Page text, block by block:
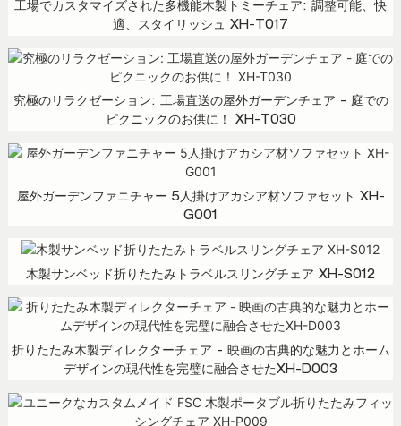
工場でカスタマイズされた多機能木製トミーチェア: 調整可能、快
適、スタイリッシュ XH-T017
究極のリラクゼーション: 工場直送の屋外ガーデンチェア - 庭での
ピクニックのお供に！ XH-T030
屋外ガーデンファニチャー 5人掛けアカシア材ソファセット XH-
G001
木製サンベッド折りたたみトラベルスリングチェア XH-S012
折りたたみ木製ディレクターチェア - 映画の古典的な魅力とホーム
デザインの現代性を完璧に融合させたXH-D003